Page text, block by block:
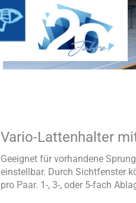
Vario-Lattenhalter
Geeignet für vorhandene
einstellbar. Durch Sichtfenster
pro Paar. 1-, 3-, oder 5-fach
Vario-
mit
Umlenkbügel
Menge